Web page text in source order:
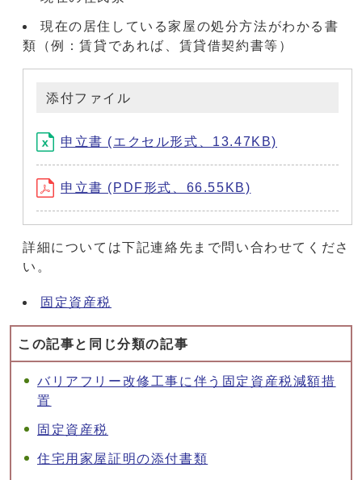
現在の居住している家屋の処分方法がわかる書
類（例：賃貸であれば、賃貸借契約書等）
添付ファイル
申立書 (エクセル形式、13.47KB)
申立書 (PDF形式、66.55KB)
詳細については下記連絡先まで問い合わせてくださ
い。
固定資産税
この記事と同じ分類の記事
バリアフリー改修工事に伴う固定資産税減額措
置
固定資産税
住宅用家屋証明の添付書類